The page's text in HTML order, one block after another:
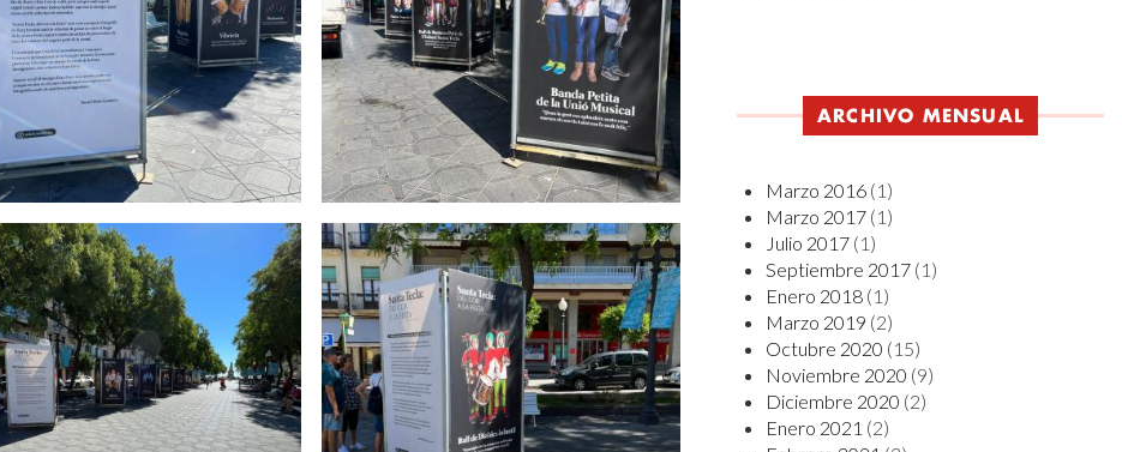
ARCHIVO MENSUAL
Marzo 2016 (1)
Marzo 2017 (1)
Julio 2017 (1)
Septiembre 2017 (1)
Enero 2018 (1)
Marzo 2019 (2)
Octubre 2020 (15)
Noviembre 2020 (9)
Diciembre 2020 (2)
Enero 2021 (2)